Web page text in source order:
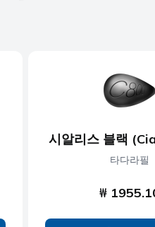
시알리스 블랙
타다라필
₩